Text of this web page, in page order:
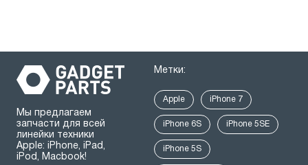
Мы предлагаем
запчасти для всей
линейки техники
Apple: iPhone, iPad,
iPod, Macbook!
Метки:
Apple iPhone 7
iPhone 6S iPhone 5SE
iPhone 5S